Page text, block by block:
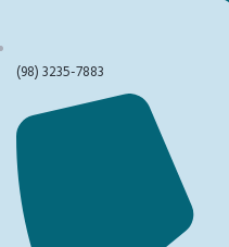
(98) 3235-7883